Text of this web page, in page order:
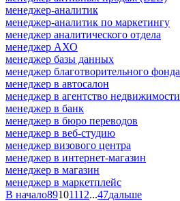
менеджер-аналитик
менеджер-аналитик по маркетингу
менеджер аналитического отдела
менеджер АХО
менеджер базы данных
менеджер благотворительного фонда
менеджер в автосалон
менеджер в агентство недвижимости
менеджер в банк
менеджер в бюро переводов
менеджер в веб-студию
менеджер визового центра
менеджер в интернет-магазин
менеджер в магазин
менеджер в маркетплейс
В начало89101112...47дальше